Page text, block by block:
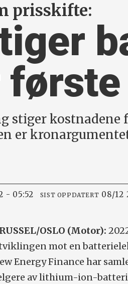
prisskifte:
stiger
er
- 05:52 SIST OPPDATERT 08/
OSLO (Motor):
mot en
Energy Finance har
av lithium-ion-